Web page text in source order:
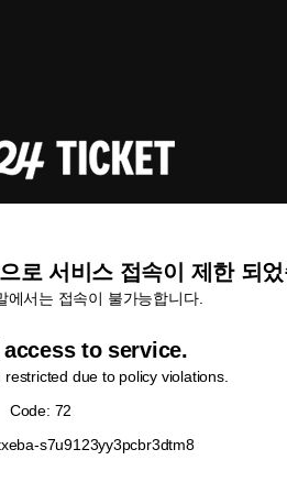
로 서비스 접속이 제한 되
에서는 접속이 불가능합니다.
to service.
due to policy violations.
Code: 72
s7u9123yy3pcbr3dtm8